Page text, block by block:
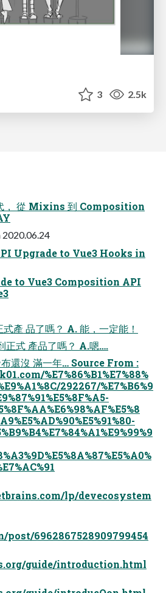
3 2.5k
， 從 Mixins 到 Composition
2020.06.24
Upgrade to Vue3 Hooks in
to Vue3 Composition API
產 品了嗎？ A. 能，⼀定能！
正式 產品了嗎？ A.嗯….
還沒 滿⼀年… Source From :
%E7%86%B1%E7%88%
292267/%E7%B6%9
lp/devecosystem
post/6962867528909799454
guide/introduction.html